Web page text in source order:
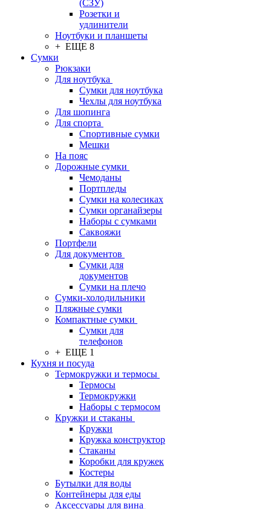
(СЗУ)
Розетки и
удлинители
Ноутбуки и планшеты
+ ЕЩЕ 8
Сумки
Рюкзаки
Для ноутбука
Сумки для ноутбука
Чехлы для ноутбука
Для шопинга
Для спорта
Спортивные сумки
Мешки
На пояс
Дорожные сумки
Чемоданы
Портпледы
Сумки на колесиках
Сумки органайзеры
Наборы с сумками
Саквояжи
Портфели
Для документов
Сумки для
документов
Сумки на плечо
Сумки-холодильники
Пляжные сумки
Компактные сумки
Сумки для
телефонов
+ ЕЩЕ 1
Кухня и посуда
Термокружки и термосы
Термосы
Термокружки
Наборы с термосом
Кружки и стаканы
Кружки
Кружка конструктор
Стаканы
Коробки для кружек
Костеры
Бутылки для воды
Контейнеры для еды
Аксессуары для вина